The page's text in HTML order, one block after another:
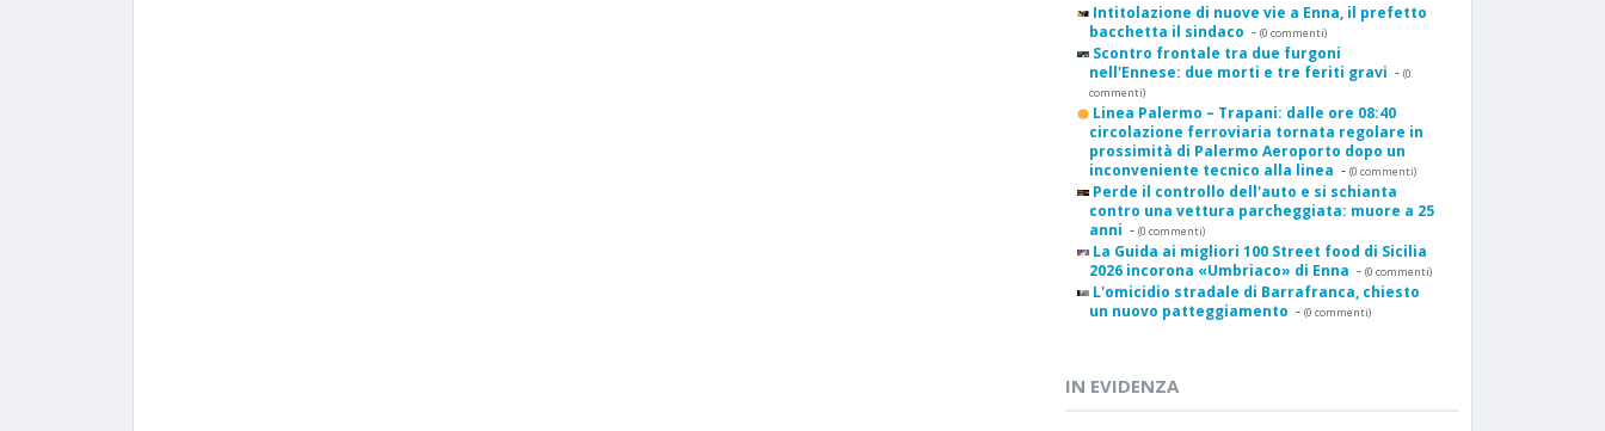
Intitolazione di nuove vie a Enna, il prefetto
bacchetta il sindaco - (0 commenti)
Scontro frontale tra due furgoni
nell'Ennese: due morti e tre feriti gravi - (0
commenti)
Linea Palermo – Trapani: dalle ore 08:40
circolazione ferroviaria tornata regolare in
prossimità di Palermo Aeroporto dopo un
inconveniente tecnico alla linea - (0 commenti)
Perde il controllo dell'auto e si schianta
contro una vettura parcheggiata: muore a 25
anni - (0 commenti)
La Guida ai migliori 100 Street food di Sicilia
2026 incorona «Umbriaco» di Enna - (0 commenti)
L'omicidio stradale di Barrafranca, chiesto
un nuovo patteggiamento - (0 commenti)
IN EVIDENZA